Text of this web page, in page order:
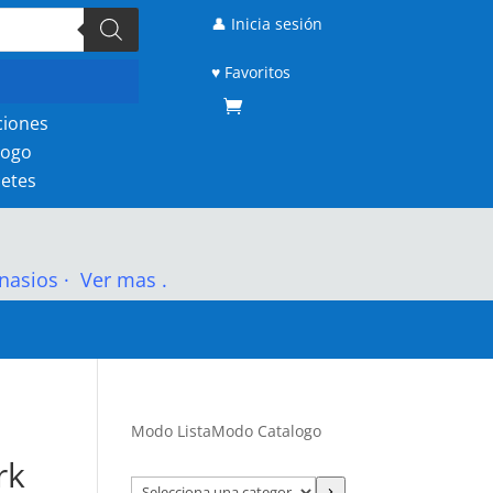
👤 Inicia sesión
♥ Favoritos
· Ver mas .
Modo ListaModo Catalogo
Selecciona